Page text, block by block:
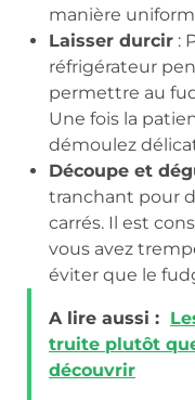
manière
Laisser durcir :
réfrigérateur
permettre au
Une fois la
démoulez
Découpe et
tranchant pour
carrés. Il est
vous avez
éviter que le
A lire aussi :
truite plutôt
découvrir